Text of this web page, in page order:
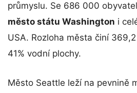
průmyslu. Se 686 000
město státu Washington i
USA. Rozloha města činí 369
41% vodní plochy.
Město Seattle leží na pevnině